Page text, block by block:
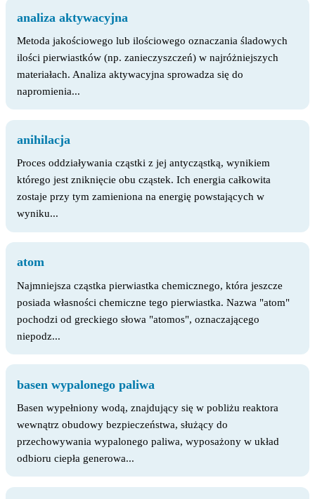
analiza aktywacyjna
Metoda jakościowego lub ilościowego oznaczania śladowych
ilości pierwiastków (np. zanieczyszczeń) w najróżniejszych
materiałach. Analiza aktywacyjna sprowadza się do
napromienia...
anihilacja
Proces oddziaływania cząstki z jej antycząstką, wynikiem
którego jest zniknięcie obu cząstek. Ich energia całkowita
zostaje przy tym zamieniona na energię powstających w
wyniku...
atom
Najmniejsza cząstka pierwiastka chemicznego, która jeszcze
posiada własności chemiczne tego pierwiastka. Nazwa "atom"
pochodzi od greckiego słowa "atomos", oznaczającego
niepodz...
basen wypalonego paliwa
Basen wypełniony wodą, znajdujący się w pobliżu reaktora
wewnątrz obudowy bezpieczeństwa, służący do
przechowywania wypalonego paliwa, wyposażony w układ
odbioru ciepła generowa...